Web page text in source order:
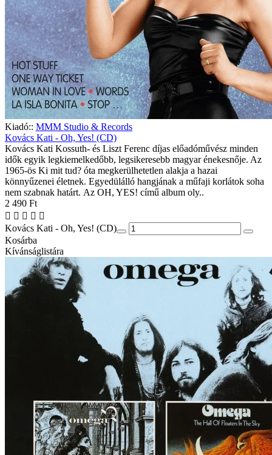
Kiadó:: MMM Studio & Records
Kovács Kati - Oh, Yes! (CD)
Kovács Kati Kossuth- és Liszt Ferenc díjas előadóművész minden
idők egyik legkiemelkedőbb, legsikeresebb magyar énekesnője. Az
1965-ös Ki mit tud? óta megkerülhetetlen alakja a hazai
könnyűzenei életnek. Egyedülálló hangjának a műfaji korlátok soha
nem szabnak határt. Az OH, YES! című album oly..
2 490 Ft
Kovács Kati - Oh, Yes! (CD)
Kosárba
Kívánságlistára